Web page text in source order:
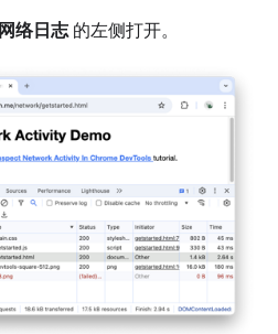
网络日志的左侧打开。